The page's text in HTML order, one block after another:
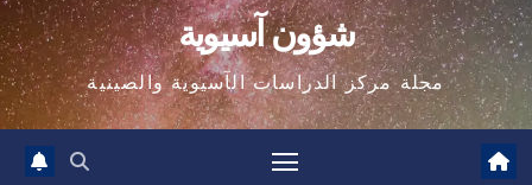
شؤون آسيوية
مجلة مركز الدراسات الآسيوية والصينية